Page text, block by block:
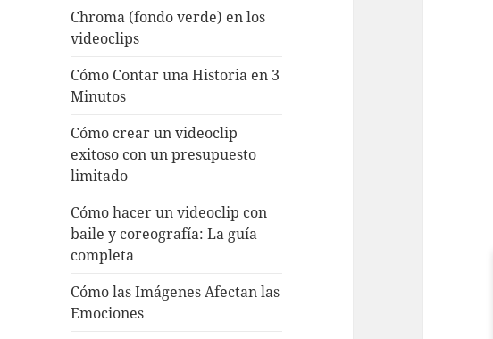
Chroma (fondo verde) en los
videoclips
Cómo Contar una Historia en 3
Minutos
Cómo crear un videoclip
exitoso con un presupuesto
limitado
Cómo hacer un videoclip con
baile y coreografía: La guía
completa
Cómo las Imágenes Afectan las
Emociones